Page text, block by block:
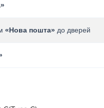
«Нова пошта» до дверей